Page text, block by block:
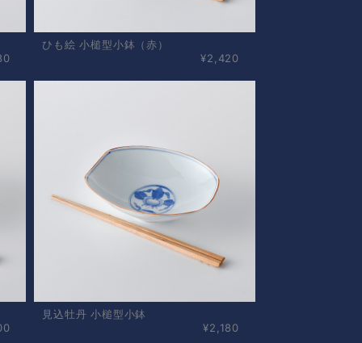
ひも絵 小槌型小鉢（赤）
¥2,420
見込牡丹 小槌型小鉢
¥2,180